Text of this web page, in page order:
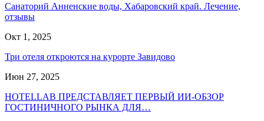
Санаторий Анненские воды, Хабаровский край. Лечение,
отзывы
Окт 1, 2025
Три отеля откроются на курорте Завидово
Июн 27, 2025
HOTELLAB ПРЕДСТАВЛЯЕТ ПЕРВЫЙ ИИ-ОБЗОР
ГОСТИНИЧНОГО РЫНКА ДЛЯ…